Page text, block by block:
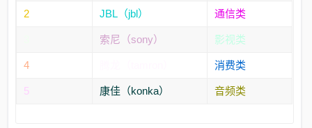
2 JBL（jbl） 通信类
索尼（sony） 影视类
4 消费类
5 康佳（konka） 音频类